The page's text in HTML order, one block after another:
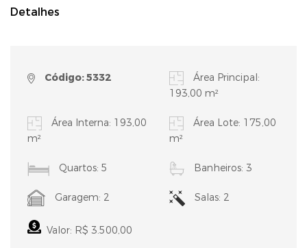
Detalhes
Código: 5332
Área Principal:
193,00 m²
Área Interna: 193,00
m²
Área Lote: 175,00
m²
Quartos: 5 Banheiros: 3
Garagem: 2 Salas: 2
Valor: R$ 3.500,00